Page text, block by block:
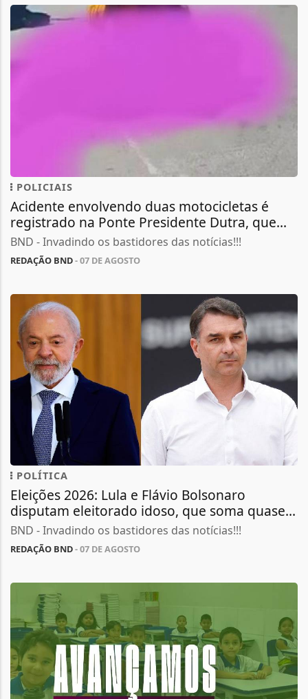
POLICIAIS
Acidente envolvendo duas motocicletas é
registrado na Ponte Presidente Dutra, que...
BND - Invadindo os bastidores das notícias!!!
REDAÇÃO BND- 07 DE AGOSTO
POLÍTICA
Eleições 2026: Lula e Flávio Bolsonaro
disputam eleitorado idoso, que soma quase...
BND - Invadindo os bastidores das notícias!!!
REDAÇÃO BND- 07 DE AGOSTO